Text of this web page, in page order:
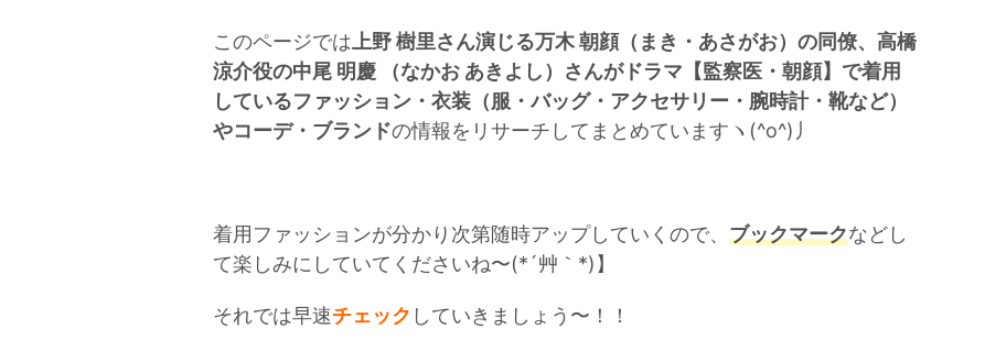
このページでは上野 樹里さん演じる万木 朝顔（まき・あさがお）の同僚、高橋
涼介役の中尾 明慶 （なかお あきよし）さんがドラマ【監察医・朝顔】で着用
しているファッション・衣装（服・バッグ・アクセサリー・腕時計・靴など）
やコーデ・ブランドの情報をリサーチしてまとめていますヽ(^o^)丿
着用ファッションが分かり次第随時アップしていくので、 ブックマークなどし
て楽しみにしていてくださいね〜(*´艸｀*)】
それでは早速チェック していきましょう〜！！